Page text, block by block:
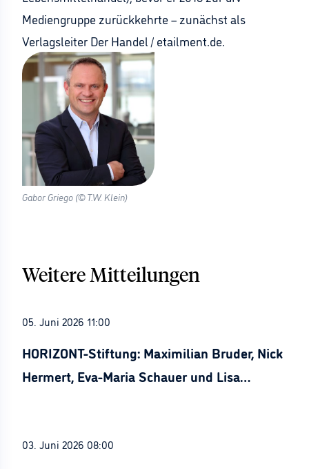
Mediengruppe zurückkehrte – zunächst als
Verlagsleiter Der Handel / etailment.de.
Gabor Griego (© T.W. Klein)
Weitere Mitteilungen
05. Juni 2026 11:00
HORIZONT-Stiftung: Maximilian Bruder, Nick
Hermert, Eva-Maria Schauer und Lisa
03. Juni 2026 08:00